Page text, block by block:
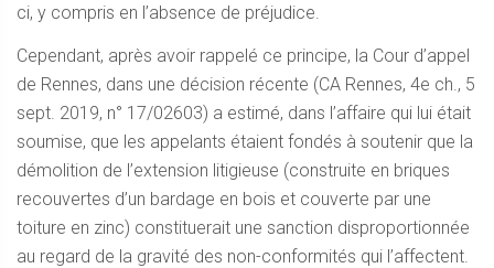
ci, y compris en l’absence de préjudice.
Cependant, après avoir rappelé ce principe, la Cour d’appel
de Rennes, dans une décision récente (CA Rennes, 4e ch., 5
sept. 2019, n° 17/02603) a estimé, dans l’affaire qui lui était
soumise, que les appelants étaient fondés à soutenir que la
démolition de l’extension litigieuse (construite en briques
recouvertes d’un bardage en bois et couverte par une
toiture en zinc) constituerait une sanction disproportionnée
au regard de la gravité des non-conformités qui l’affectent.